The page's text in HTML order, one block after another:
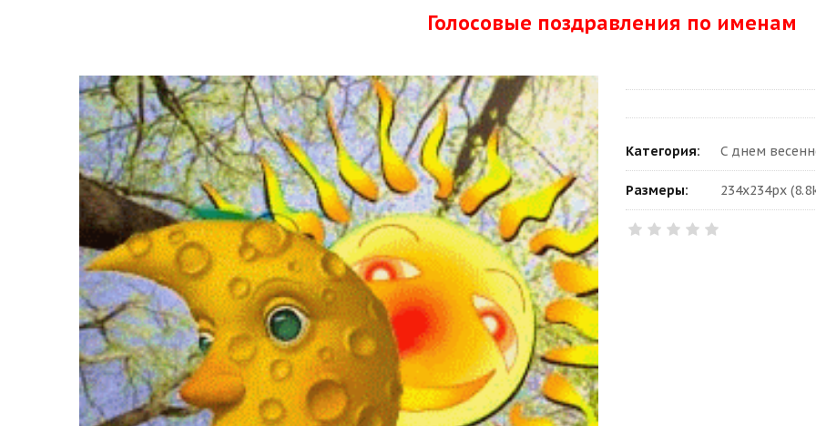
Голосовые поздравления по именам
Категория: С днем
Размеры: 234x234px